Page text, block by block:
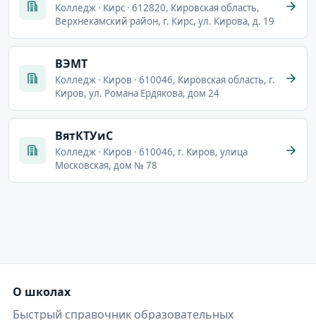
Колледж · Кирс · 612820, Кировская область,
Верхнекамский район, г. Кирс, ул. Кирова, д. 19
ВЭМТ
Колледж · Киров · 610046, Кировская область, г.
Киров, ул. Романа Ердякова, дом 24
ВятКТУиС
Колледж · Киров · 610046, г. Киров, улица
Московская, дом № 78
О школах
Быстрый справочник образовательных